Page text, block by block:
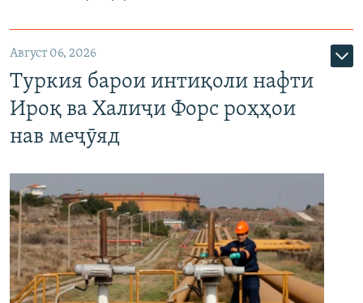
Август 06, 2026
Туркия барои интиқоли нафти
Ироқ ва Халиҷи Форс роҳҳои
нав меҷӯяд